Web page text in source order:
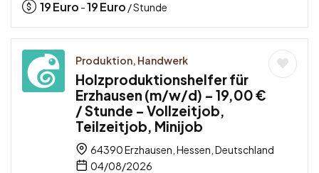
19Euro -19Euro / Stunde
Produktion, Handwerk
Holzproduktionshelfer für
Erzhausen (m/w/d) – 19,00 €
/ Stunde – Vollzeitjob,
Teilzeitjob, Minijob
64390 Erzhausen, Hessen, Deutschland
04/08/2026